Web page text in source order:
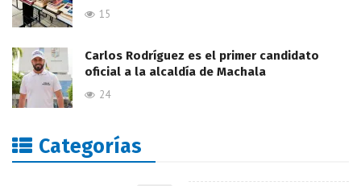
15
Carlos Rodríguez es el primer candidato
oficial a la alcaldía de Machala
24
Categorías